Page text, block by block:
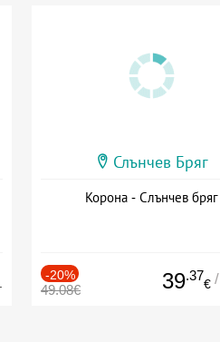
Слънчев Бряг
Корона - Слънчев бряг
-20%
49.08€ 39.37
€ /